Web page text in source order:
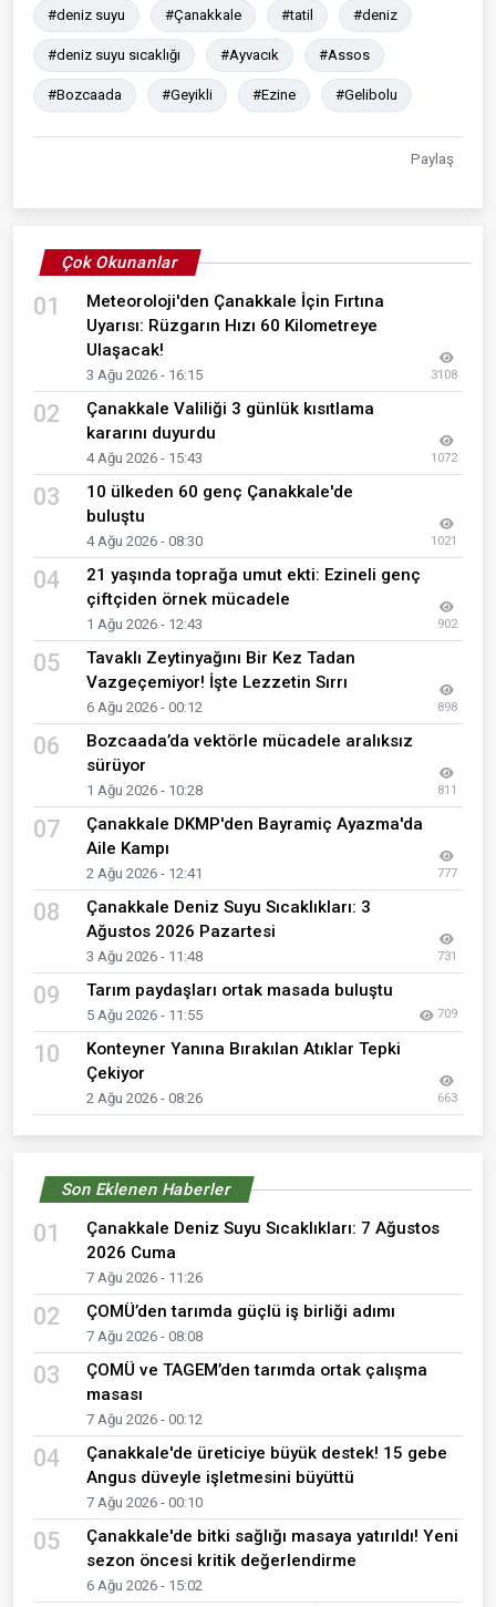
#deniz suyu #Çanakkale #tatil #deniz
#deniz suyu sıcaklığı #Ayvacık #Assos
#Bozcaada #Geyikli #Ezine #Gelibolu
Paylaş
Çok Okunanlar
01
Meteoroloji'den Çanakkale İçin Fırtına
Uyarısı: Rüzgarın Hızı 60 Kilometreye
Ulaşacak!
3 Ağu 2026 - 16:15 3108
02
Çanakkale Valiliği 3 günlük kısıtlama
kararını duyurdu
4 Ağu 2026 - 15:43 1072
03
10 ülkeden 60 genç Çanakkale'de
buluştu
4 Ağu 2026 - 08:30 1021
04
21 yaşında toprağa umut ekti: Ezineli genç
çiftçiden örnek mücadele
1 Ağu 2026 - 12:43 902
05
Tavaklı Zeytinyağını Bir Kez Tadan
Vazgeçemiyor! İşte Lezzetin Sırrı
6 Ağu 2026 - 00:12 898
06
Bozcaada’da vektörle mücadele aralıksız
sürüyor
1 Ağu 2026 - 10:28 811
07
Çanakkale DKMP'den Bayramiç Ayazma'da
Aile Kampı
2 Ağu 2026 - 12:41 777
08
Çanakkale Deniz Suyu Sıcaklıkları: 3
Ağustos 2026 Pazartesi
3 Ağu 2026 - 11:48 731
09 Tarım paydaşları ortak masada buluştu
5 Ağu 2026 - 11:55 709
10
Konteyner Yanına Bırakılan Atıklar Tepki
Çekiyor
2 Ağu 2026 - 08:26 663
Son Eklenen Haberler
01
Çanakkale Deniz Suyu Sıcaklıkları: 7 Ağustos
2026 Cuma
7 Ağu 2026 - 11:26
02 ÇOMÜ’den tarımda güçlü iş birliği adımı
7 Ağu 2026 - 08:08
03
ÇOMÜ ve TAGEM’den tarımda ortak çalışma
masası
7 Ağu 2026 - 00:12
04
Çanakkale'de üreticiye büyük destek! 15 gebe
Angus düveyle işletmesini büyüttü
7 Ağu 2026 - 00:10
05
Çanakkale'de bitki sağlığı masaya yatırıldı! Yeni
sezon öncesi kritik değerlendirme
6 Ağu 2026 - 15:02